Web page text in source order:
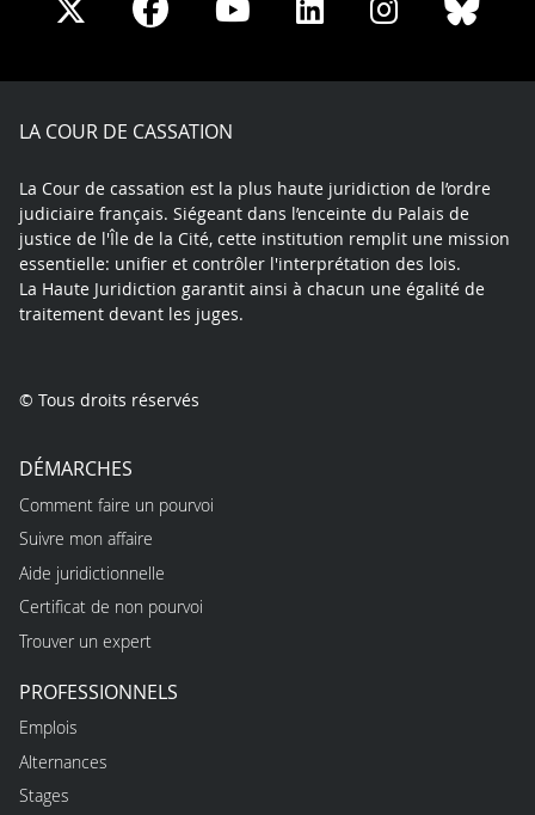
Share
X
Share
Facebook
Share
Youtube
Share
LinkedIn
Share
Instagram
LA COUR DE CASSATION
La Cour de cassation est la plus haute juridiction de l’ordre
judiciaire français. Siégeant dans l’enceinte du Palais de
justice de l'Île de la Cité, cette institution remplit une mission
essentielle: unifier et contrôler l'interprétation des lois.
La Haute Juridiction garantit ainsi à chacun une égalité de
traitement devant les juges.
© Tous droits réservés
DÉMARCHES
Comment faire un pourvoi
Suivre mon affaire
Aide juridictionnelle
Certificat de non pourvoi
Trouver un expert
PROFESSIONNELS
Emplois
Alternances
Stages